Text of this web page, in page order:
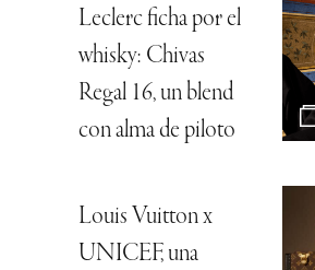
Leclerc ficha por el
whisky: Chivas
Regal 16, un blend
con alma de piloto
Louis Vuitton x
UNICEF, una